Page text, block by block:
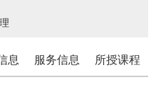
息 服务信息 所授课程